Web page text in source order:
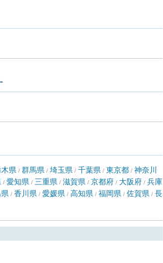
県 / 群馬県 / 埼玉県 / 千葉県 / 東京都 / 神奈川
/ 愛知県 / 三重県 / 滋賀県 / 京都府 / 大阪府 / 兵庫
/ 香川県 / 愛媛県 / 高知県 / 福岡県 / 佐賀県 / 長